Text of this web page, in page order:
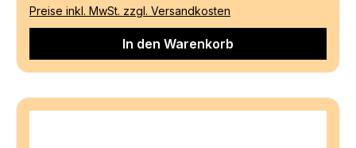
Preise inkl. MwSt. zzgl. Versandkosten
In den Warenkorb